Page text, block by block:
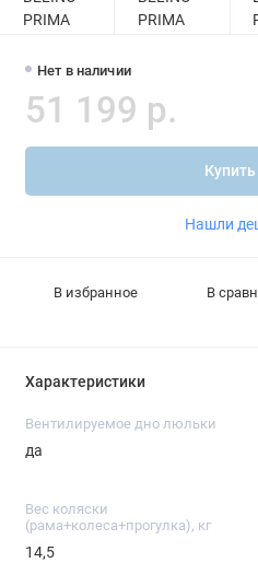
Нет в наличии
51 199 р.
Купить
Нашли
В избранное В
Характеристики
Вентилируемое дно люльки
да
Вес коляски
(рама+колеса+прогулка), кг
14,5